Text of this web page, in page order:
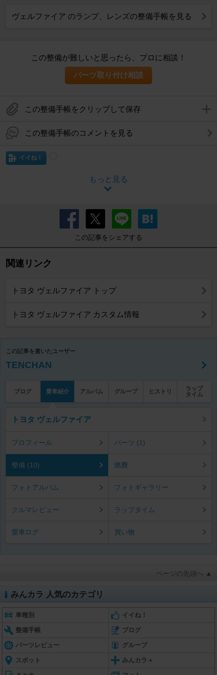
ヴェルファイア のランプ、レンズの整備手帳を見る
この整備が難しいと思ったら、プロに相談！
パーツ取り付け相談
この整備手帳をクリップして保存
この整備手帳のコメントを見る
イイね！
もっと見る
この記事をシェアする
関連リンク
トヨタ ヴェルファイア トップ
トヨタ ヴェルファイア カスタム情報
この記事を書いたユーザー
TENCHAN
ブログ 愛車紹介 アルバム グループ ヒストリ
ラップ
タイム
トヨタ ヴェルファイア
プロフィール パーツ (1)
整備 (10) 燃費
フォトアルバム フォトギャラリー
クルマレビュー ラップタイム
愛車ログ 買い物
ページの先頭へ ▲
みんカラ 人気のカテゴリ
車種別 イイね！
整備手帳 ブログ
パーツレビュー グループ
スポット みんカラ＋